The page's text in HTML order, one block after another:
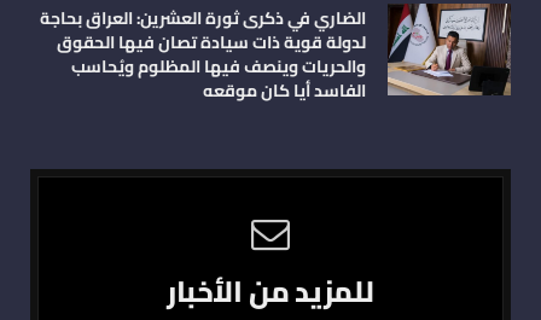
الضاري في ذكرى ثورة العشرين: العراق بحاجة
لدولة قوية ذات سيادة تصان فيها الحقوق
والحريات وينصف فيها المظلوم ويُحاسب
الفاسد أيا كان موقعه
للمزيد من الأخبار